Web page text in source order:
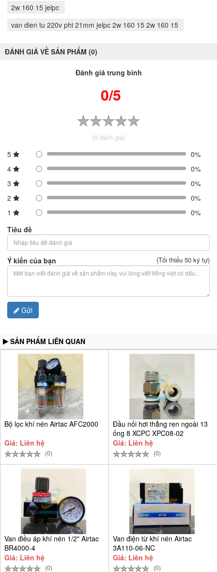
2w 160 15 jelpc
van dien tu 220v phi 21mm jelpc 2w 160 15 2w 160 15
ĐÁNH GIÁ VỀ SẢN PHẨM (0)
Đánh giá trung bình
0/5
(0 đánh giá)
5
0%
4
0%
3
0%
2
0%
1
0%
Tiêu đề
Ý kiến của bạn (Tối thiểu 50 ký tự)
Gửi
SẢN PHẨM LIÊN QUAN
Bộ lọc khí nén Airtac AFC2000
Giá: Liên hệ
(0)
Đầu nối hơi thẳng ren ngoài 13
ống 8 XCPC XPC08-02
Giá: Liên hệ
(0)
Van điều áp khí nén 1/2" Airtac
BR4000-4
Giá: Liên hệ
(0)
Van điện từ khí nén Airtac
3A110-06-NC
Giá: Liên hệ
(0)